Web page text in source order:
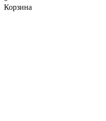
Корзина